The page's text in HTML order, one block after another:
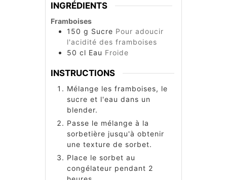
INGRÉDIENTS
Framboises
150 g Sucre Pour adoucir
l'acidité des framboises
50 cl Eau Froide
INSTRUCTIONS
Mélange les framboises, le
sucre et l'eau dans un
blender.
Passe le mélange à la
sorbetière jusqu'à obtenir
une texture de sorbet.
Place le sorbet au
congélateur pendant 2